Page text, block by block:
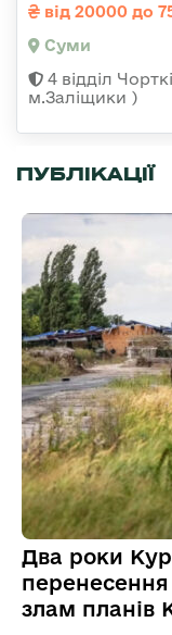
від 20000 до
Суми
4 відділ
м.Заліщики )
ПУБЛІКАЦІЇ
Два роки
злам планів